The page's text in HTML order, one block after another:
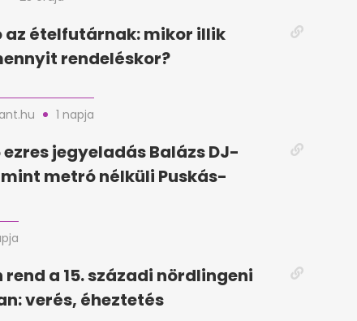
az ételfutárnak: mikor illik
rendeléskor?
1 napja
jegyeladás Balázs DJ-
metró nélküli Puskás-
rend a 15. századi nördlingeni
verés, éheztetés